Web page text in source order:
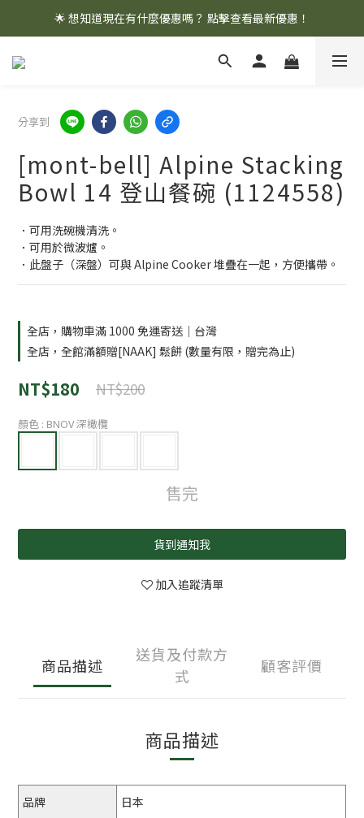
🌟 想知道現在有什麼優惠嗎？ 點擊查看最新優惠！
🌟 想知道現在有什麼優惠嗎？ 點擊查看最新優惠！
全館消費滿 $1,000 即享免運優惠
分享到
[mont-bell] Alpine Stacking
Bowl 14 登山餐碗 (1124558)
．可用洗碗機清洗。
．可用於微波爐。
．此盤子（深盤）可與 Alpine Cooker 堆疊在一起，方便攜帶。
全店，購物車滿 1000 免運寄送｜台灣
全店，全館滿額贈[NAAK] 鬆餅 (數量有限，贈完為止)
NT$180 NT$200
顏色 : BNOV 深橄欖
售完
貨到通知我
加入追蹤清單
商品描述
送貨及付款方
式
顧客評價
商品描述
品牌 日本